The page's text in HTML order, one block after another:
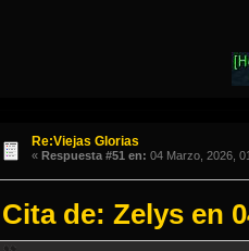
Re:Viejas Glorias
« Respuesta #51 en: 04 Marzo, 2026,
Cita de: Zelys en